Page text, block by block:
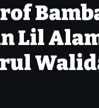
Lil